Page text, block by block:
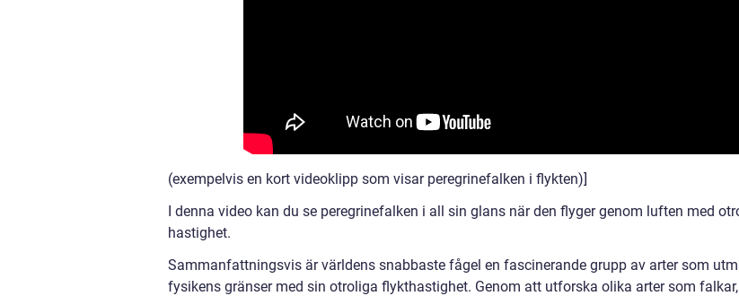
(exempelvis en kort videoklipp som visar peregrinefalken i flykten)]
I denna video kan du se peregrinefalken i all sin glans när den flyger genom luften med
hastighet.
Sammanfattningsvis är världens snabbaste fågel en fascinerande grupp av arter som
fysikens gränser med sin otroliga flykthastighet. Genom att utforska olika arter som